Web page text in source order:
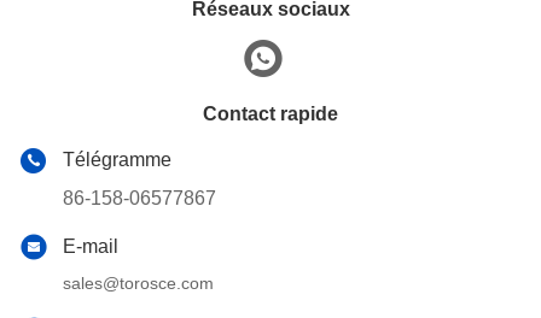
Réseaux sociaux
Contact rapide
Télégramme
86-158-06577867
E-mail
sales@torosce.com